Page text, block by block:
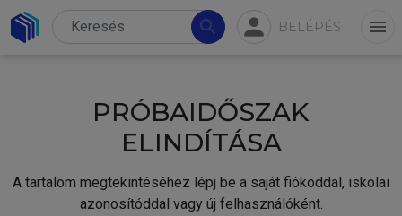
search person BELÉPÉS menu
PRÓBAIDŐSZAK
ELINDÍTÁSA
A tartalom megtekintéséhez lépj be a saját fiókoddal, iskolai
azonosítóddal vagy új felhasználóként.